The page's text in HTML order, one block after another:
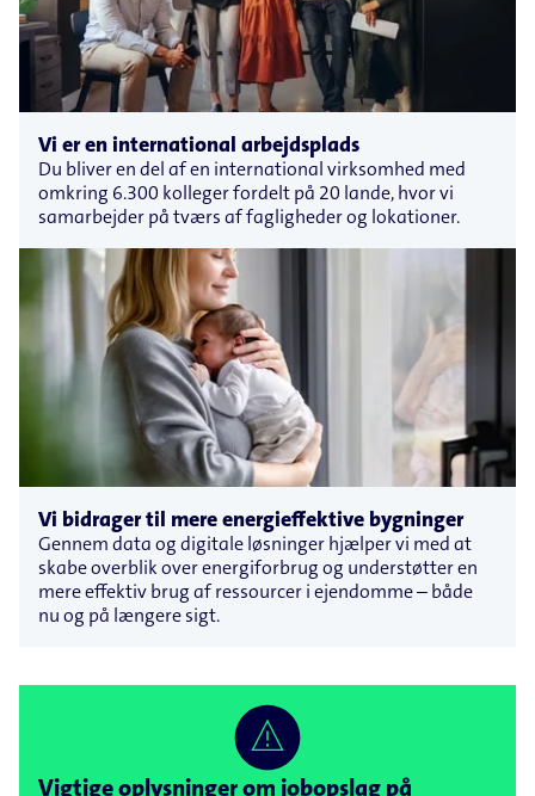
Vi er en international arbejdsplads
Du bliver en del af en international virksomhed med
omkring 6.300 kolleger fordelt på 20 lande, hvor vi
samarbejder på tværs af fagligheder og lokationer.
Vi bidrager til mere energieffektive bygninger
Gennem data og digitale løsninger hjælper vi med at
skabe overblik over energiforbrug og understøtter en
mere effektiv brug af ressourcer i ejendomme – både
nu og på længere sigt.
Vigtige oplysninger om jobopslag på